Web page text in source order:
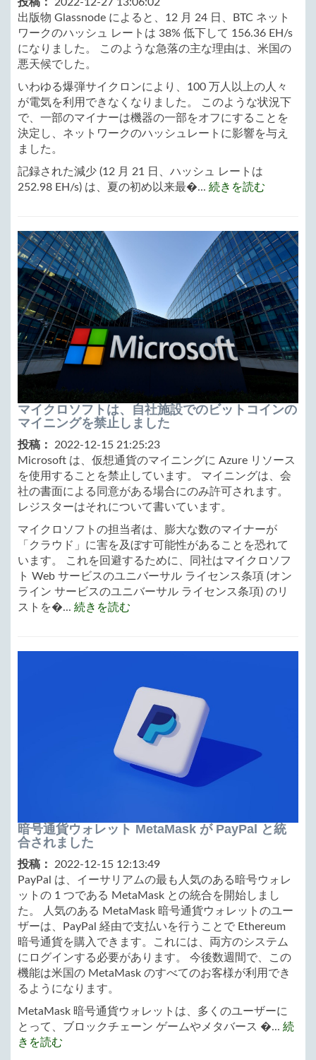
出版物 Glassnode によると、12 月 24 日、BTC ネット
ワークのハッシュ レートは 38% 低下して 156.36 EH/s
になりました。 このような急落の主な理由は、米国の
悪天候でした。
いわゆる爆弾サイクロンにより、100 万人以上の人々
が電気を利用できなくなりました。 このような状況下
で、一部のマイナーは機器の一部をオフにすることを
決定し、ネットワークのハッシュレートに影響を与え
ました。
記録された減少 (12 月 21 日、ハッシュ レートは
252.98 EH/s) は、夏の初め以来最�... 続きを読む
マイクロソフトは、自社施設でのビットコインの
マイニングを禁止しました
投稿：
2022-12-15 21:25:23
Microsoft は、仮想通貨のマイニングに Azure リソース
を使用することを禁止しています。 マイニングは、会
社の書面による同意がある場合にのみ許可されます。
レジスターはそれについて書いています。
マイクロソフトの担当者は、膨大な数のマイナーが
「クラウド」に害を及ぼす可能性があることを恐れて
います。 これを回避するために、同社はマイクロソフ
ト Web サービスのユニバーサル ライセンス条項 (オン
ライン サービスのユニバーサル ライセンス条項) のリ
ストを�... 続きを読む
暗号通貨ウォレット MetaMask が PayPal と統
合されました
投稿：
2022-12-15 12:13:49
PayPal は、イーサリアムの最も人気のある暗号ウォレ
ットの 1 つである MetaMask との統合を開始しまし
た。 人気のある MetaMask 暗号通貨ウォレットのユー
ザーは、PayPal 経由で支払いを行うことで Ethereum
暗号通貨を購入できます。これには、両方のシステム
にログインする必要があります。 今後数週間で、この
機能は米国の MetaMask のすべてのお客様が利用でき
るようになります。
MetaMask 暗号通貨ウォレットは、多くのユーザーに
とって、ブロックチェーン ゲームやメタバース �... 続
きを読む